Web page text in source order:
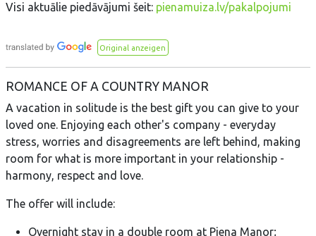
Visi aktuālie piedāvājumi šeit: pienamuiza.lv/pakalpojumi
Original anzeigen
ROMANCE OF A COUNTRY MANOR
A vacation in solitude is the best gift you can give to your
loved one. Enjoying each other's company - everyday
stress, worries and disagreements are left behind, making
room for what is more important in your relationship -
harmony, respect and love.
The offer will include:
Overnight stay in a double room at Piena Manor;